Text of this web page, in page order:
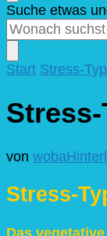
Suchst
du
nach
etwas?
Suche etwas
Start Stress-
von woba
Stress-
Das